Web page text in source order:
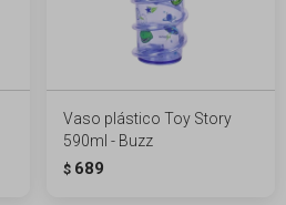
Vaso plástico Toy Story
590ml - Buzz
$ 689